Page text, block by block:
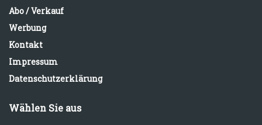
Abo / Verkauf
Werbung
Kontakt
Impressum
Datenschutzerklärung
Wählen Sie aus